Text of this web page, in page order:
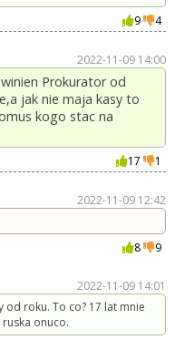
9
4
2022-11-09 14:00
Prokurator od
jak nie maja kasy to
kogo stac na
17
1
2022-11-09 12:42
8
9
2022-11-09 14:01
od roku. To co? 17 lat mnie
onuco.